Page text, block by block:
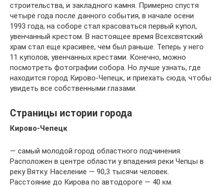
строительства, и закладного камня. Примерно спустя
четыре года после данного события, в начале осени
1993 года, на соборе стал красоваться первый купол,
увенчанный крестом. В настоящее время Всехсвятский
храм стал еще красивее, чем был раньше. Теперь у него
11 куполов, увенчанных крестами. Конечно, можно
посмотреть фотографии собора. Но лучше узнать, где
находится город Кирово-Чепецк, и приехать сюда, чтобы
увидеть все собственными глазами.
Страницы истории города
Кирово-Чепецк
— самый молодой город областного подчинения.
Расположен в центре области у впадения реки Чепцы в
реку Вятку. Население — 90,3 тысячи человек.
Расстояние до Кирова по автодороге — 40 км.